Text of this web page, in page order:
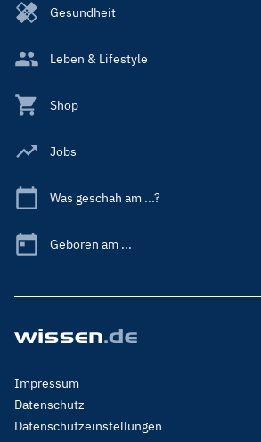
Gesundheit
Leben & Lifestyle
Shop
Jobs
Was geschah am ...?
Geboren am ...
Footer
Menu
Legal
Impressum
Datenschutz
Datenschutzeinstellungen